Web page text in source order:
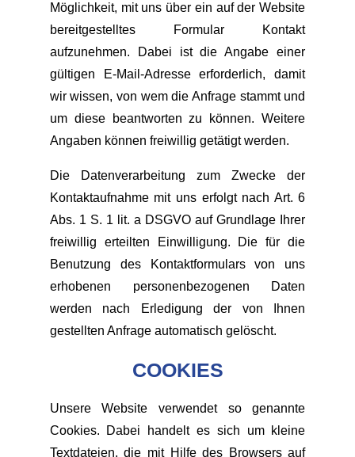
Möglichkeit, mit uns über ein auf der Website
bereitgestelltes Formular Kontakt
aufzunehmen. Dabei ist die Angabe einer
gültigen E-Mail-Adresse erforderlich, damit
wir wissen, von wem die Anfrage stammt und
um diese beantworten zu können. Weitere
Angaben können freiwillig getätigt werden.
Die Datenverarbeitung zum Zwecke der
Kontaktaufnahme mit uns erfolgt nach Art. 6
Abs. 1 S. 1 lit. a DSGVO auf Grundlage Ihrer
freiwillig erteilten Einwilligung. Die für die
Benutzung des Kontaktformulars von uns
erhobenen personenbezogenen Daten
werden nach Erledigung der von Ihnen
gestellten Anfrage automatisch gelöscht.
COOKIES
Unsere Website verwendet so genannte
Cookies. Dabei handelt es sich um kleine
Textdateien, die mit Hilfe des Browsers auf